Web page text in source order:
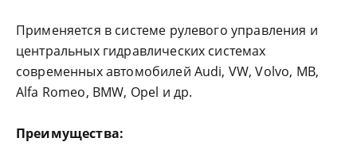
Применяется в системе рулевого управления и
центральных гидравлических системах
современных автомобилей Audi, VW, Volvo, MB,
Alfa Romeo, BMW, Opel и др.
Преимущества: